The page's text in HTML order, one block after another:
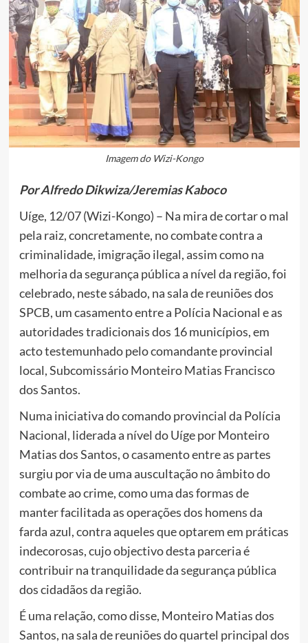
Imagem do Wizi-Kongo
Por Alfredo Dikwiza/Jeremias Kaboco
Uíge, 12/07 (Wizi-Kongo) – Na mira de cortar o mal
pela raiz, concretamente, no combate contra a
criminalidade, imigração ilegal, assim como na
melhoria da segurança pública a nível da região, foi
celebrado, neste sábado, na sala de reuniões dos
SPCB, um casamento entre a Polícia Nacional e as
autoridades tradicionais dos 16 municípios, em
acto testemunhado pelo comandante provincial
local, Subcomissário Monteiro Matias Francisco
dos Santos.
Numa iniciativa do comando provincial da Polícia
Nacional, liderada a nível do Uíge por Monteiro
Matias dos Santos, o casamento entre as partes
surgiu por via de uma auscultação no âmbito do
combate ao crime, como uma das formas de
manter facilitada as operações dos homens da
farda azul, contra aqueles que optarem em práticas
indecorosas, cujo objectivo desta parceria é
contribuir na tranquilidade da segurança pública
dos cidadãos da região.
É uma relação, como disse, Monteiro Matias dos
Santos, na sala de reuniões do quartel principal dos